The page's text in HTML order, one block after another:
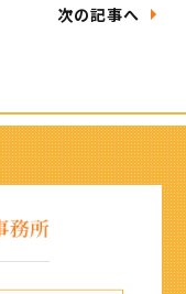
次の記事へ